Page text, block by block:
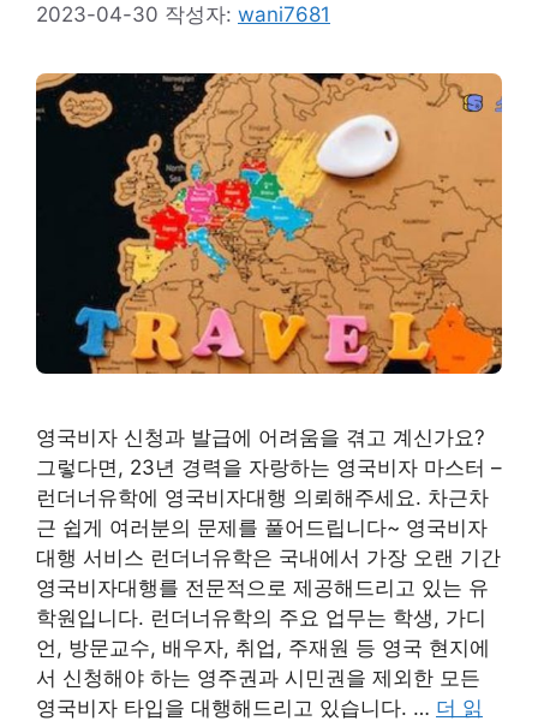
2023-04-30 작성자: wani7681
영국비자 신청과 발급에 어려움을 겪고 계신가요?
그렇다면, 23년 경력을 자랑하는 영국비자 마스터 –
런더너유학에 영국비자대행 의뢰해주세요. 차근차
근 쉽게 여러분의 문제를 풀어드립니다~ 영국비자
대행 서비스 런더너유학은 국내에서 가장 오랜 기간
영국비자대행를 전문적으로 제공해드리고 있는 유
학원입니다. 런더너유학의 주요 업무는 학생, 가디
언, 방문교수, 배우자, 취업, 주재원 등 영국 현지에
서 신청해야 하는 영주권과 시민권을 제외한 모든
영국비자 타입을 대행해드리고 있습니다. … 더 읽